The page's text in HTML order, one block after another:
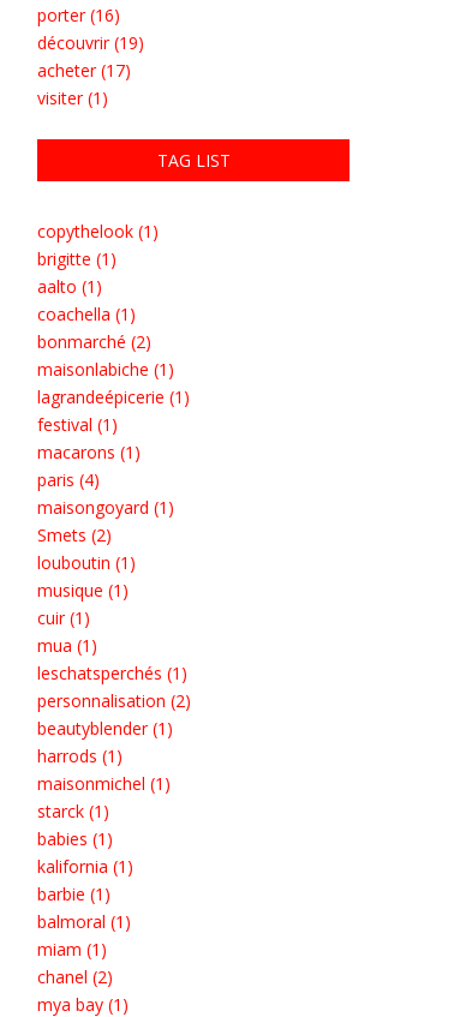
porter (16)
découvrir (19)
acheter (17)
visiter (1)
TAG LIST
copythelook (1)
brigitte (1)
aalto (1)
coachella (1)
bonmarché (2)
maisonlabiche (1)
lagrandeépicerie (1)
festival (1)
macarons (1)
paris (4)
maisongoyard (1)
Smets (2)
louboutin (1)
musique (1)
cuir (1)
mua (1)
leschatsperchés (1)
personnalisation (2)
beautyblender (1)
harrods (1)
maisonmichel (1)
starck (1)
babies (1)
kalifornia (1)
barbie (1)
balmoral (1)
miam (1)
chanel (2)
mya bay (1)